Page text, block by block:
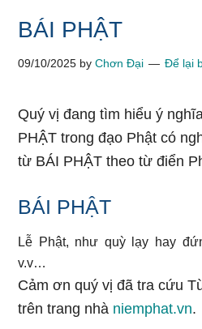
BÁI PHẬT
09/10/2025 byChơn Đại Để lại
Quý vị đang tìm hiểu ý
PHẬT trong đạo Phật có
từ BÁI PHẬT theo từ điển
BÁI PHẬT
Lễ Phật, như quỳ lạy hay
v.v…
Cảm ơn quý vị đã tra cứu
trên trang nhà niemphat.vn.